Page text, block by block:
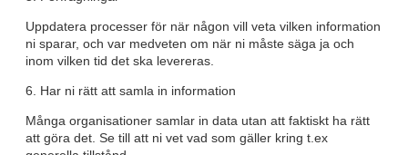
Uppdatera processer för när någon vill veta vilken information
ni sparar, och var medveten om när ni måste säga ja och
inom vilken tid det ska levereras.
6. Har ni rätt att samla in information
Många organisationer samlar in data utan att faktiskt ha rätt
att göra det. Se till att ni vet vad som gäller kring t.ex